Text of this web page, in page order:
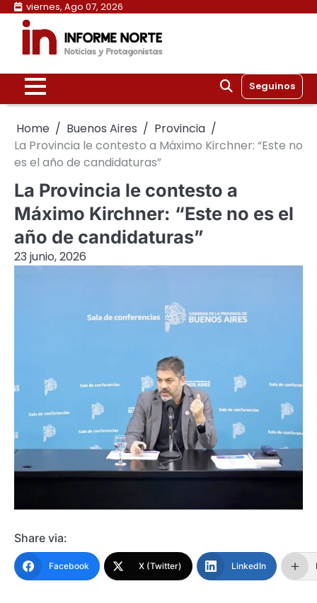
Skip
content
viernes, Ago 07, 2026
Seguinos
Home Buenos Aires
Provincia
La Provincia le contesto a Máximo Kirchner: “Este no
es el año de candidaturas”
La Provincia le contesto a
Máximo Kirchner: “Este no es el
año de candidaturas”
23 junio, 2026
Share via:
Facebook X (Twitter) LinkedIn